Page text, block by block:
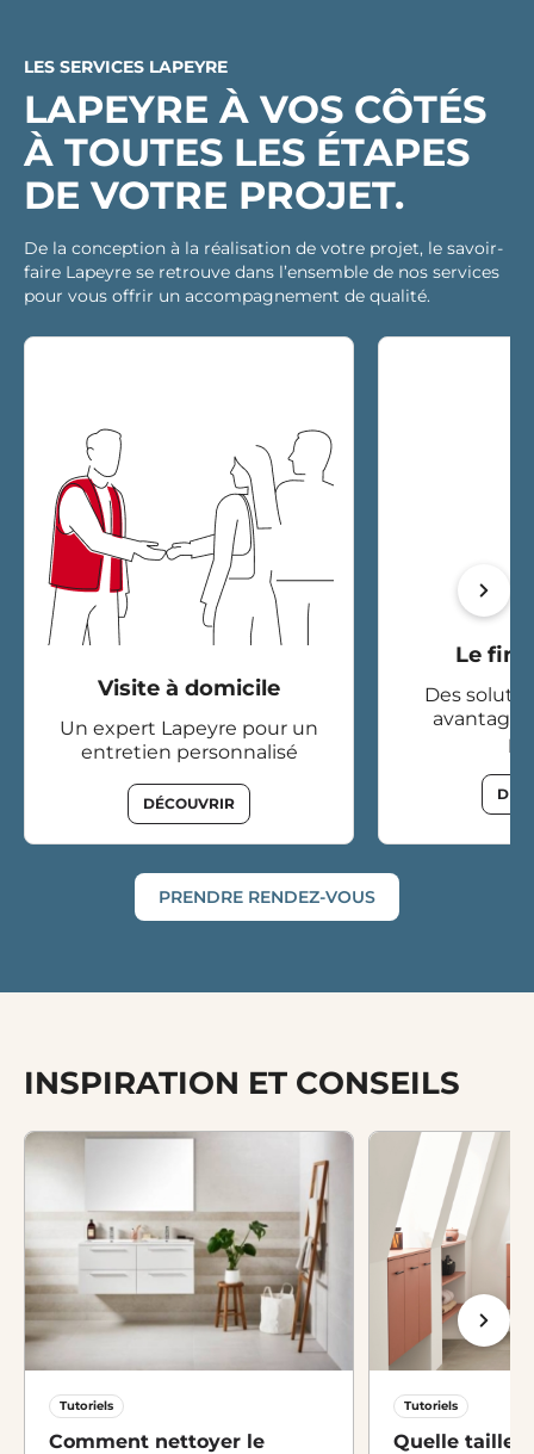
LES SERVICES LAPEYRE
LAPEYRE À VOS CÔTÉS
À TOUTES LES ÉTAPES
DE VOTRE PROJET.
De la conception à la réalisation de votre projet, le savoir-
faire Lapeyre se retrouve dans l’ensemble de nos services
pour vous offrir un accompagnement de qualité.
Visite à domicile
Un expert Lapeyre pour un
entretien personnalisé
DÉCOUVRIR
Le
Des
PRENDRE RENDEZ-VOUS
INSPIRATION ET CONSEILS
Tutoriels
Comment nettoyer le
Tutoriels
Quelle taille